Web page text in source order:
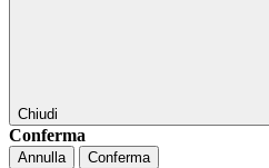
Chiudi
Conferma
Annulla Conferma